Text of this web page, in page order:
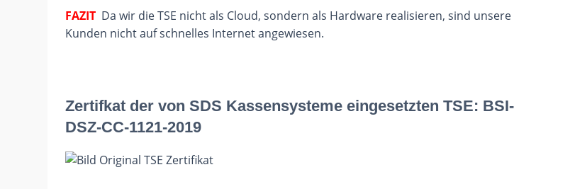
FAZIT Da wir die TSE nicht als Cloud, sondern als Hardware realisieren, sind unsere
Kunden nicht auf schnelles Internet angewiesen.
Zertifkat der von SDS Kassensysteme eingesetzten TSE: BSI-
DSZ-CC-1121-2019